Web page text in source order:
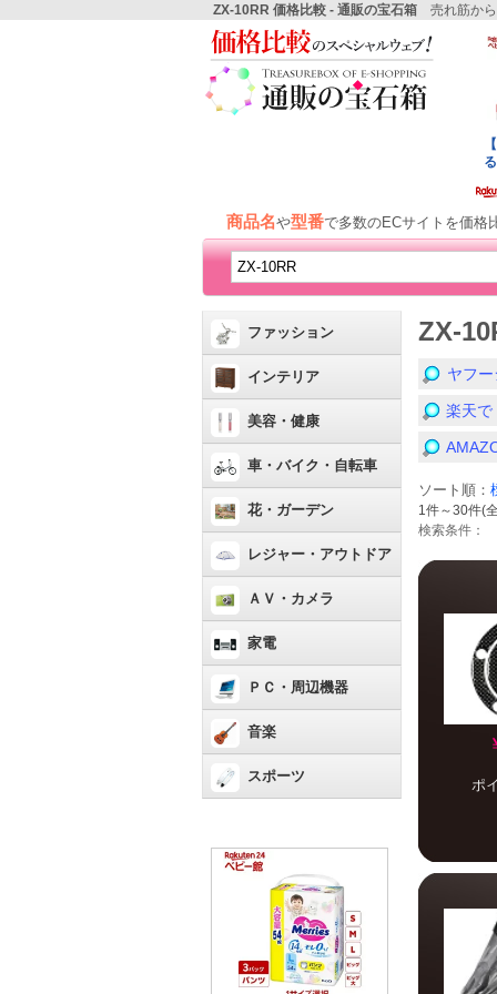
ZX-10RR 価格比較 - 通販の宝石箱 売れ筋から
商品名や型番で多数のECサイトを価
ファッション
インテリア
美容・健康
車・バイク・自転車
花・ガーデン
レジャー・アウトドア
ＡＶ・カメラ
家電
ＰＣ・周辺機器
音楽
スポーツ
ZX-
ヤフ
楽天で
ソート順：
1件～30件(
検索条件：
ポ